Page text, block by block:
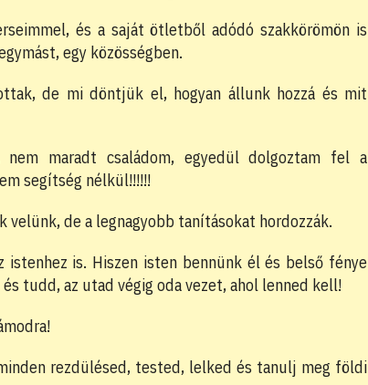
és a saját ötletből adódó szakkörömön is
egy közösségben.
de mi döntjük el, hogyan állunk hozzá és mit
maradt családom, egyedül dolgoztam fel a
segítség nélkül!!!!!!
velünk, de a legnagyobb tanításokat hordozzák.
is. Hiszen isten bennünk él és belső fénye
tudd, az utad végig oda vezet, ahol lenned kell!
rezdülésed, tested, lelked és tanulj meg földi